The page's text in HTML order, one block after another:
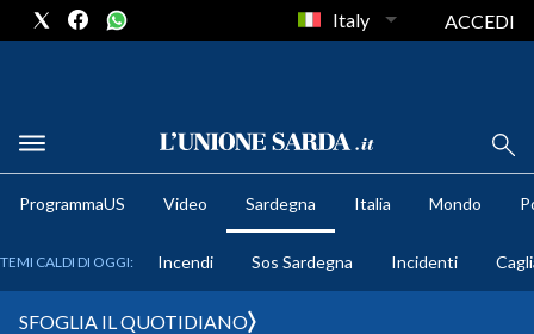
METEO
Italy ACCEDI
ProgrammaUS Video Sardegna Italia Mondo
TEMI CALDI DI OGGI: Incendi Sos Sardegna Incidenti
SFOGLIA IL QUOTIDIANO